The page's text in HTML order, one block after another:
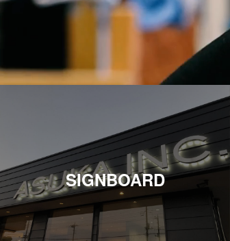
SIGNBOARD